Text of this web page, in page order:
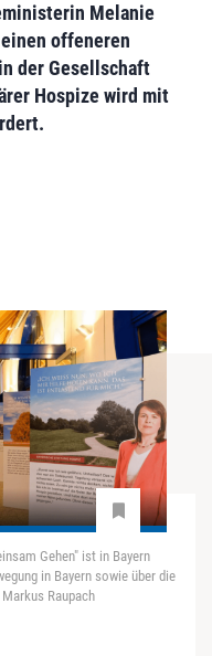
Melanie
offeneren
in der Gesellschaft
Hospize wird mit
Gehen" ist in Bayern
in Bayern sowie über die
Raupach